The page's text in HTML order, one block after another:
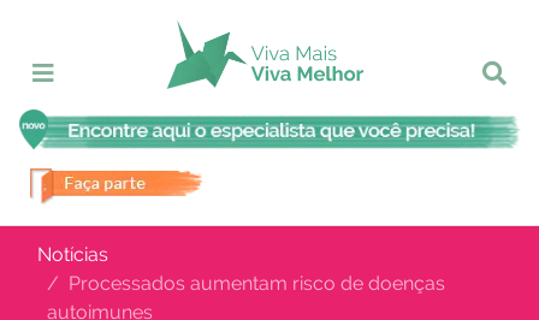
Notícias
Processados ​​aumentam risco de doenças
autoimunes